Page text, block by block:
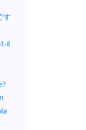
す
il